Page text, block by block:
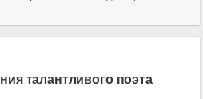
талантливого поэта